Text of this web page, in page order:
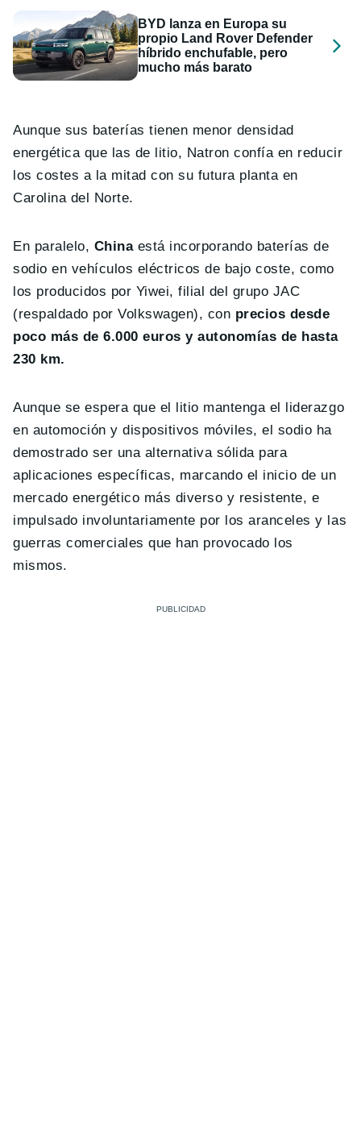
BYD lanza en Europa su
propio Land Rover Defender
híbrido enchufable, pero
mucho más barato
Aunque sus baterías tienen menor densidad
energética que las de litio, Natron confía en reducir
los costes a la mitad con su futura planta en
Carolina del Norte.
En paralelo, Chinaestá incorporando baterías de
sodio en vehículos eléctricos de bajo coste, como
los producidos por Yiwei, filial del grupo JAC
(respaldado por Volkswagen), con precios desde
poco más de 6.000 euros y autonomías de hasta
230 km.
Aunque se espera que el litio mantenga el liderazgo
en automoción y dispositivos móviles, el sodio ha
demostrado ser una alternativa sólida para
aplicaciones específicas, marcando el inicio de un
mercado energético más diverso y resistente, e
impulsado involuntariamente por los aranceles y las
guerras comerciales que han provocado los
mismos.